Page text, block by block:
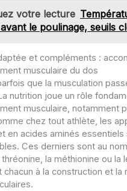
votre lecture
le poulinage, seuils
et compléments :
musculaire du dos
que la musculation
nutrition joue un rôle
musculaire, notamment
chez tout athlète, les
en acides aminés essentiels
Ces derniers sont au
thréonine, la méthionine ou la
chacun à la construction et la